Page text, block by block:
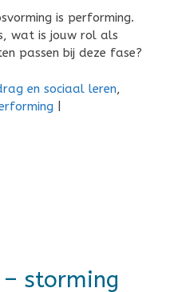
is performing.
wat is jouw rol als
passen bij deze fase?
en sociaal leren,
storming